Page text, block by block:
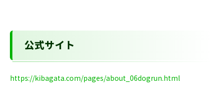
公式サイト
https://kibagata.com/pages/about_06dogrun.html